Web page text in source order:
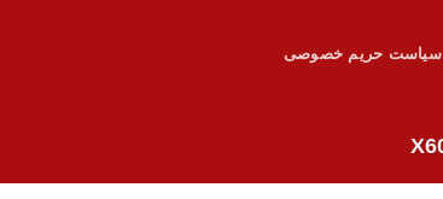
سیاست حریم خصوصی